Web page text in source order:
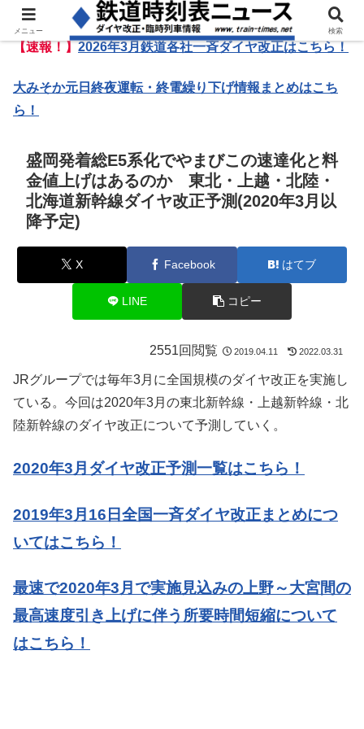
【速報！】2026年3月鉄道各社一斉ダイヤ改正はこちら！
大みそか元日終夜運転・終電繰り下げ情報まとめはこち
ら！
盛岡発着総E5系化でやまびこの速達化と料
金値上げはあるのか 東北・上越・北陸・
北海道新幹線ダイヤ改正予測(2020年3月以
降予定)
X Facebook はてブ
LINE コピー
2551回閲覧 2019.04.11 2022.03.31
JRグループでは毎年3月に全国規模のダイヤ改正を実施し
ている。今回は2020年3月の東北新幹線・上越新幹線・北
陸新幹線のダイヤ改正について予測していく。
2020年3月ダイヤ改正予測一覧はこちら！
2019年3月16日全国一斉ダイヤ改正まとめにつ
いてはこちら！
最速で2020年3月で実施見込みの上野～大宮間の
最高速度引き上げに伴う所要時間短縮について
はこちら！
メニュー 検索